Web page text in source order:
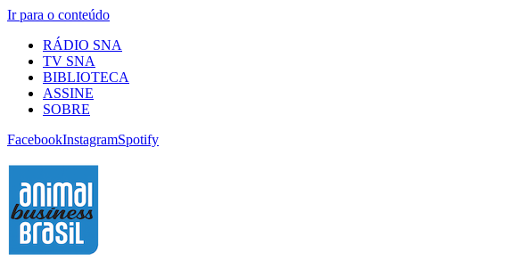
Ir para o conteúdo
RÁDIO SNA
TV SNA
BIBLIOTECA
ASSINE
SOBRE
FacebookInstagramSpotify